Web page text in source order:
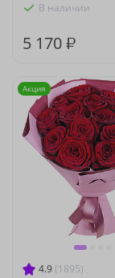
В наличии
5 170 ₽
4.9 (1895)
Акция